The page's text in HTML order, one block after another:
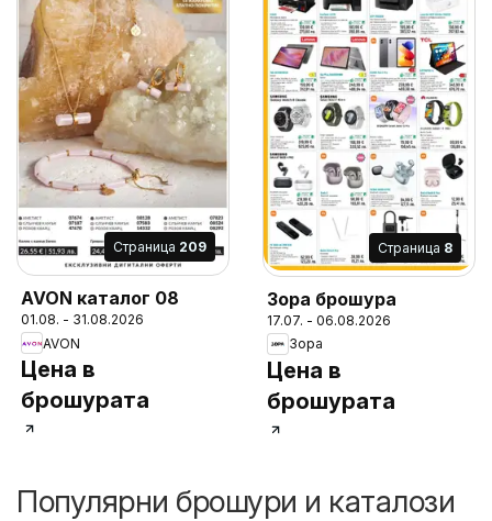
Cтраница 209
AVON каталог 08
01.08. - 31.08.2026
AVON
Цена в
брошурата
Cтраница 8
Зора брошура
17.07. - 06.08.2026
Зора
Цена в
брошурата
Популярни брошури и каталози